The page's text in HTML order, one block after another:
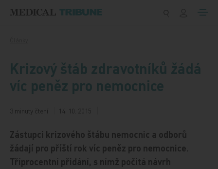
Krizový štáb zdravotníků žádá
víc peněz pro nemocnice
3 minuty čtení 14. 10. 2015
Zástupci krizového štábu nemocnic a odborů
žádají pro příští rok víc peněz pro nemocnice.
Tříprocentní přidání, s nímž počítá návrh